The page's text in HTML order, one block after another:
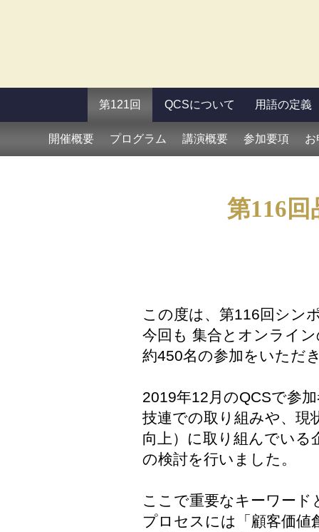
第121回 QCSについて 用語の定義
開催概要 プログラム 講演概要 参加要項 お
第116
この度は、第116回シン
今回も 集合とオンライ
約450名の参加をいただ
2019年12月のQCSで参
技連での取り組みや、現
向上）に取り組んでいる
の検討を行いました。
ここで重要なキーワー
プロセスには「顧客価値